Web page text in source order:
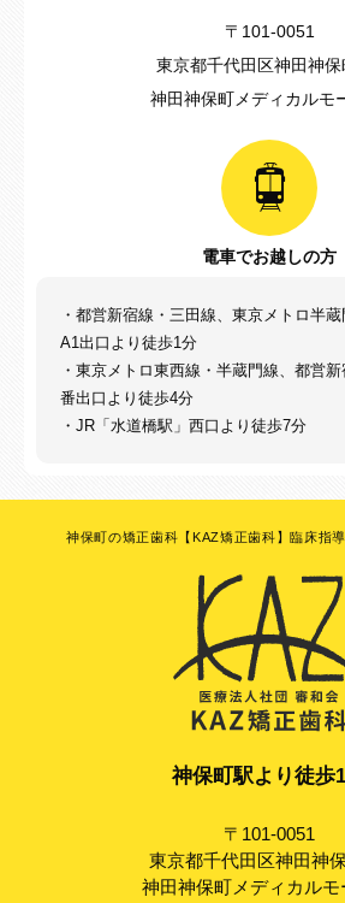
〒101-0051
東京都千代田区神田神
神田神保町メディカルモ
電車でお越しの方
・都営新宿線・三田線、東京メトロ半蔵
A1出口より徒歩1分
・東京メトロ東西線・半蔵門線、都営
番出口より徒歩4分
・JR「水道橋駅」西口より徒歩7分
神保町の矯正歯科【KAZ矯正歯科】臨床指
神保町駅より徒歩
〒101-0051
東京都千代田区神田神
神田神保町メディカルモ